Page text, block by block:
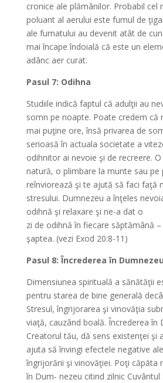
cronice ale plămânilor. Probabil cel
poluant al aerului este fumul de
ale fumatului au devenit atât de
mai încape îndoială că este un
adânc aer curat.
Pasul 7: Odihna
Studiile indică faptul că adulţii au
somn pe noapte. Poate credem că
mai puţine ore, însă privarea de
serioasă în actuala societate a
odihnitor ai nevoie şi de recreere.
natură, o plimbare la munte sau pe
reînviorează şi te ajută să faci faţă
stresului. Dumnezeu a înţeles
odihnă şi relaxare şi ne-a dat o
zi de odihnă în fiecare săptămână –
şaptea. (vezi Exod 20:8-11)
Pasul 8: Încrederea în Dumnezeu
Dimensiunea spirituală a sănătăţii
pentru starea de bine generală
Stresul, îngrijorarea şi vinovăţia
viaţă, cauzând boală. Încrederea în
Creatorul tău, dă sens existenţei şi
ajuta să învingi efectele negative
îngrijorării şi vinovăţiei. Poţi căpăta
în Dum- nezeu citind zilnic Cuvântul